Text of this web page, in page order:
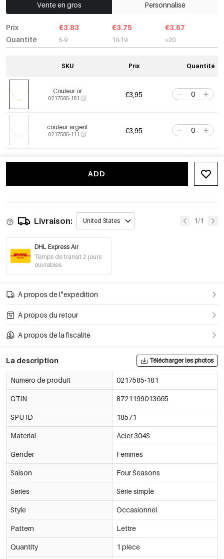
Vente en gros Personnalisé
Prix
Quantité
€3.83
5-9
€3.75
10-19
€3.67
≥20
SKU Prix Quantité
Couleur or
0217585-181 €3,95
couleur argent
0217585-111 €3,95
ADD
Livraison: United States 1/1
DHL Express Air
Temps de transit 2 jours
ouvrables
À propos de l"expédition
À propos du retour
À propos de la fiscalité
La description Télécharger les photos
Numéro de produit 0217585-181
GTIN 8721199013665
SPU ID 18571
Material Acier 304S
Gender Femmes
Saison Four Seasons
Series Série simple
Style Occasionnel
Pattern Lettre
Quantity 1 pièce